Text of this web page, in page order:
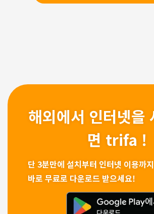
해외에서 인터넷을
면 trifa !
단 3분만에 설치부터 인터넷 이용까
바로 무료로 다운로드 받으세요!